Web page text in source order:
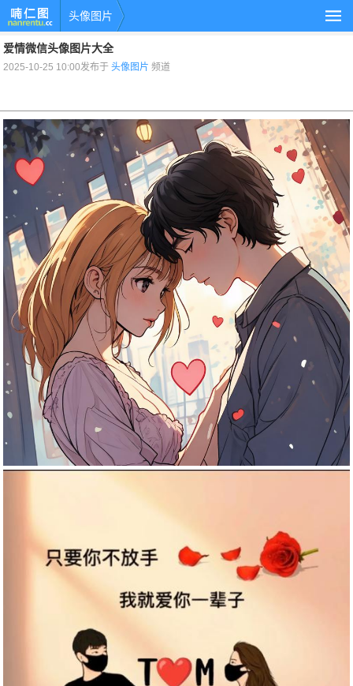
头像图片
爱情微信头像图片大全
2025-10-25 10:00发布于头像图片 频道